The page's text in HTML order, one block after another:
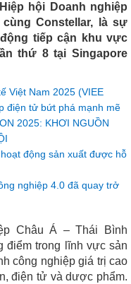
hội Doanh nghiệp
Constellar, là sự
tiếp cận khu vực
thứ 8 tại Singapore
Việt Nam 2025 (VIEE
điện tử bứt phá mạnh mẽ
2025: KHƠI NGUỒN
động sản xuất được hỗ
nghiệp 4.0 đã quay trở
Châu Á – Thái Bình
điểm trong lĩnh vực sản
công nghiệp giá trị cao
điện tử và dược phẩm.